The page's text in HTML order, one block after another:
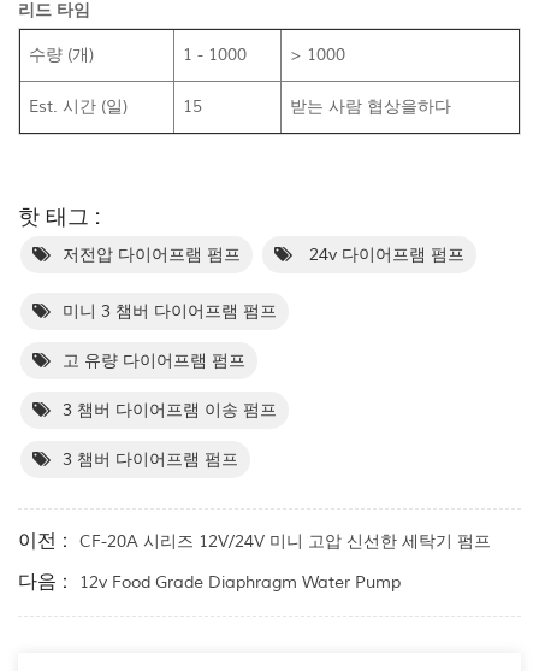
리드 타임
수량 (개) 1 - 1000 > 1000
Est. 시간 (일) 15 받는 사람 협상을하다
핫 태그 :
저전압 다이어프램 펌프 24v 다이어프램 펌프
미니 3 챔버 다이어프램 펌프
고 유량 다이어프램 펌프
3 챔버 다이어프램 이송 펌프
3 챔버 다이어프램 펌프
이전 : CF-20A 시리즈 12V/24V 미니 고압 신선한 세탁기 펌프
다음 : 12v Food Grade Diaphragm Water Pump